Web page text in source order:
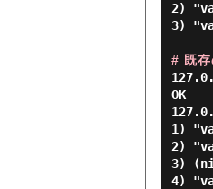
2)
3)
# 既存
OK
1)
2)
3)
4)